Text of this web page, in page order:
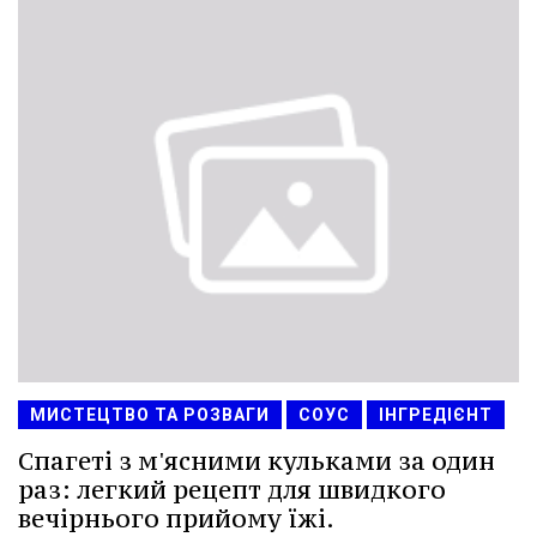
МИСТЕЦТВО ТА РОЗВАГИ СОУС ІНГРЕДІЄНТ
Спагеті з м'ясними кульками за один
раз: легкий рецепт для швидкого
вечірнього прийому їжі.